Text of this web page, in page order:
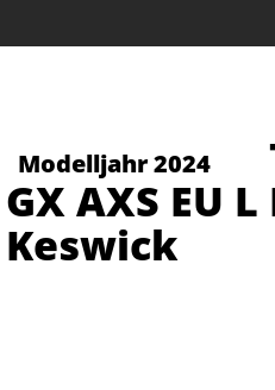
Modelljahr 2024
GX AXS EU
Keswick